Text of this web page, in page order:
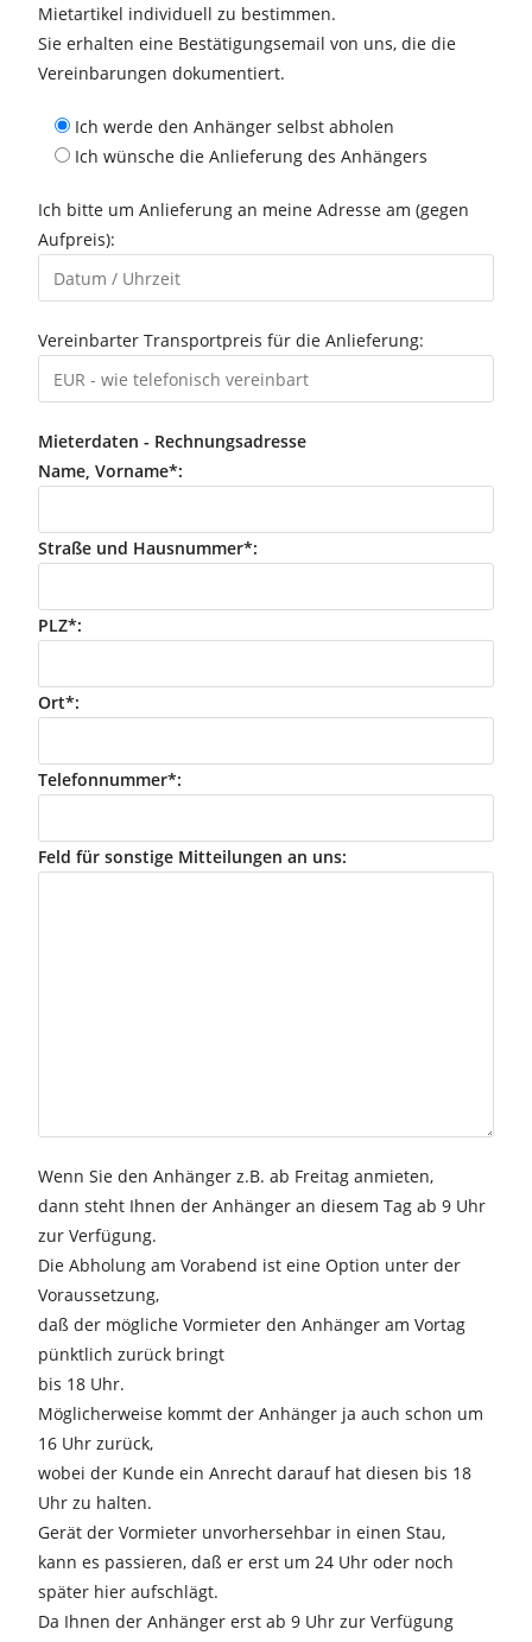
Mietartikel individuell zu bestimmen.
Sie erhalten eine Bestätigungsemail von uns, die die
Vereinbarungen dokumentiert.
Ich werde den Anhänger selbst abholen
Ich wünsche die Anlieferung des Anhängers
Ich bitte um Anlieferung an meine Adresse am (gegen
Aufpreis):
Vereinbarter Transportpreis für die Anlieferung:
Mieterdaten - Rechnungsadresse
Name, Vorname*:
Straße und Hausnummer*:
PLZ*:
Ort*:
Telefonnummer*:
Feld für sonstige Mitteilungen an uns:
Wenn Sie den Anhänger z.B. ab Freitag anmieten,
dann steht Ihnen der Anhänger an diesem Tag ab 9 Uhr
zur Verfügung.
Die Abholung am Vorabend ist eine Option unter der
Voraussetzung,
daß der mögliche Vormieter den Anhänger am Vortag
pünktlich zurück bringt
bis 18 Uhr.
Möglicherweise kommt der Anhänger ja auch schon um
16 Uhr zurück,
wobei der Kunde ein Anrecht darauf hat diesen bis 18
Uhr zu halten.
Gerät der Vormieter unvorhersehbar in einen Stau,
kann es passieren, daß er erst um 24 Uhr oder noch
später hier aufschlägt.
Da Ihnen der Anhänger erst ab 9 Uhr zur Verfügung